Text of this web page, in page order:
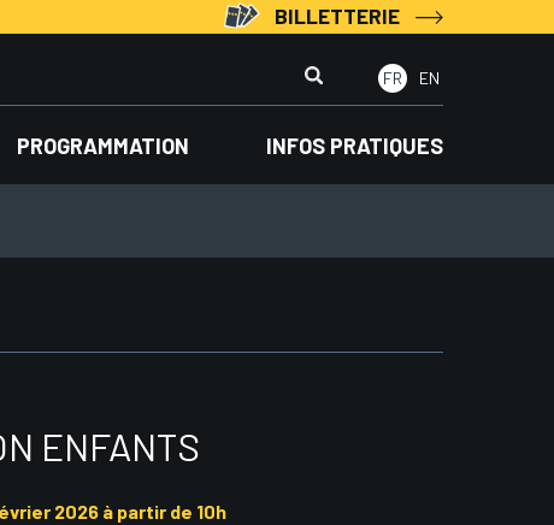
BILLETTERIE
Rechercher
FR EN
PROGRAMMATION INFOS PRATIQUES
ENFANTS
2026 à partir de 10h